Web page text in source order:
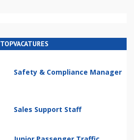
TOPVACATURES
Safety & Compliance Manager
Sales Support Staff